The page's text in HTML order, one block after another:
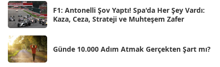
Nis 2025 [56]
Mar 2025
Şub 2025
Oca 2025
F1: Antonelli Şov Yaptı! Spa'da Her Şey Vardı:
Kaza, Ceza, Strateji ve Muhteşem Zafer
Günde 10.000 Adım Atmak Gerçekten Şart mı?